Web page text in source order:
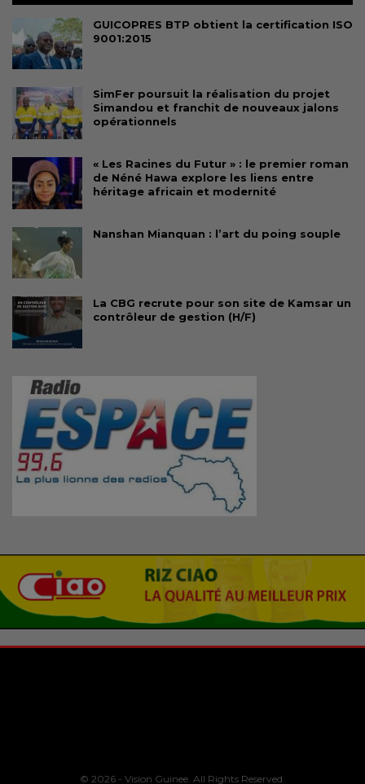
GUICOPRES BTP obtient la certification ISO
9001:2015
SimFer poursuit la réalisation du projet
Simandou et franchit de nouveaux jalons
opérationnels
« Les Racines du Futur » : le premier roman
de Néné Hawa explore les liens entre
héritage africain et modernité
Nanshan Mianquan : l’art du poing souple
La CBG recrute pour son site de Kamsar un
contrôleur de gestion (H/F)
© 2026 - Vision Guinee. All Rights Reserved.